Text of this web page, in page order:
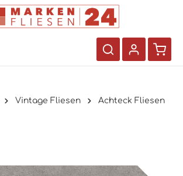
Vintage Fliesen Achteck Fliesen